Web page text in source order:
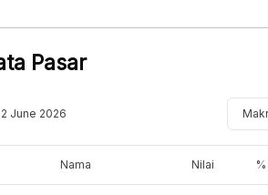
Pasar
June 2026
Nama Nilai %